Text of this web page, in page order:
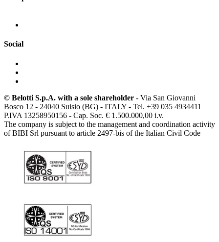
Social
© Belotti S.p.A. with a sole shareholder - Via San Giovanni
Bosco 12 - 24040 Suisio (BG) - ITALY - Tel. +39 035 4934411
P.IVA 13258950156 - Cap. Soc. € 1.500.000,00 i.v.
The company is subject to the management and coordination activity
of BIBI Srl pursuant to article 2497-bis of the Italian Civil Code